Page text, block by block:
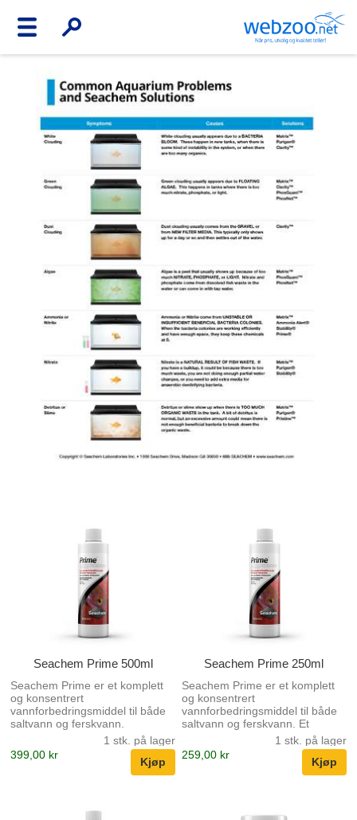
Seachem Prime 500ml
Seachem Prime er et komplett
og konsentrert
vannforbedringsmiddel til både
saltvann og ferskvann.
1 stk. på lager
399,00 kr
Seachem Prime 250ml
Seachem Prime er et komplett
og konsentrert
vannforbedringsmiddel til både
saltvann og ferskvann. Et
komplett og konsentrert
vannforbedringsmiddel til både
saltvann og ferskvann. Fjerner
både klor og kloramin. Avgifter
konkurrerende produkter.
1 stk. på lager
259,00 kr